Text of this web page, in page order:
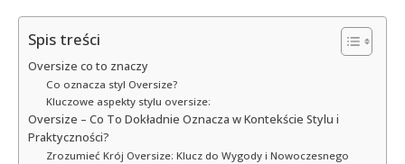
Spis treści
Oversize co to znaczy
Co oznacza styl Oversize?
Kluczowe aspekty stylu oversize:
Oversize – Co To Dokładnie Oznacza w Kontekście Stylu i
Praktyczności?
Zrozumieć Krój Oversize: Klucz do Wygody i Nowoczesnego